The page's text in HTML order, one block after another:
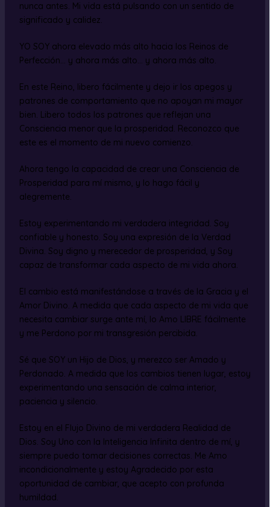
nunca antes. Mi vida está pulsando con un sentido de
significado y calidez.
YO SOY ahora elevado más alto hacia los Reinos de
Perfección… y ahora más alto… y ahora más alto.
En este Reino, libero fácilmente y dejo ir los apegos y
patrones de comportamiento que no apoyan mi mayor
bien. Libero todos los patrones que reflejan una
Consciencia menor que la prosperidad. Reconozco que
este es el momento de mi nuevo comienzo.
Ahora tengo la capacidad de crear una Consciencia de
Prosperidad para mí mismo, y lo hago fácil y
alegremente.
Estoy experimentando mi verdadera integridad. Soy
confiable y honesto. Soy una expresión de la Verdad
Divina. Soy digno y merecedor de prosperidad, y Soy
capaz de transformar cada aspecto de mi vida ahora.
El cambio está manifestándose a través de la Gracia y el
Amor Divino. A medida que cada aspecto de mi vida que
necesita cambiar surge ante mí, lo Amo LIBRE fácilmente
y me Perdono por mi transgresión percibida.
Sé que SOY un Hijo de Dios, y merezco ser Amado y
Perdonado. A medida que los cambios tienen lugar, estoy
experimentando una sensación de calma interior,
paciencia y silencio.
Estoy en el Flujo Divino de mi verdadera Realidad de
Dios. Soy Uno con la Inteligencia Infinita dentro de mí, y
siempre puedo tomar decisiones correctas. Me Amo
incondicionalmente y estoy Agradecido por esta
oportunidad de cambiar, que acepto con profunda
humildad.